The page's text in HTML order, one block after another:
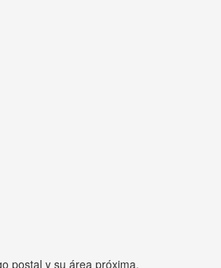
postal y su área próxima.